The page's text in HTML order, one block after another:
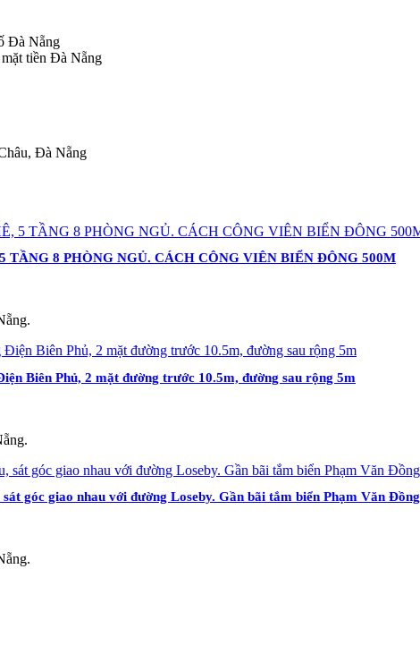
Đà Nẵng
tiền Đà Nẵng
Đà Nẵng
8 PHÒNG NGỦ. CÁCH CÔNG VIÊN BIỂN ĐÔNG 500M
Biên Phủ, 2 mặt đường trước 10.5m, đường sau rộng 5m
góc giao nhau với đường Loseby. Gần bãi tắm biển Phạm Văn Đồng